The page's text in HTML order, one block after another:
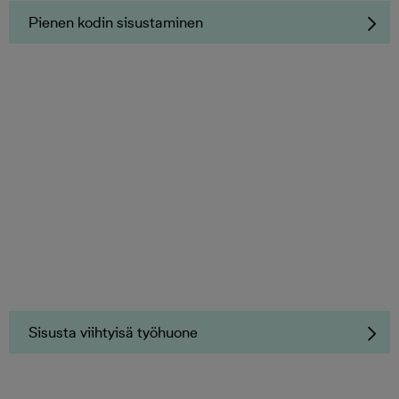
Pienen kodin sisustaminen
Sisusta viihtyisä työhuone